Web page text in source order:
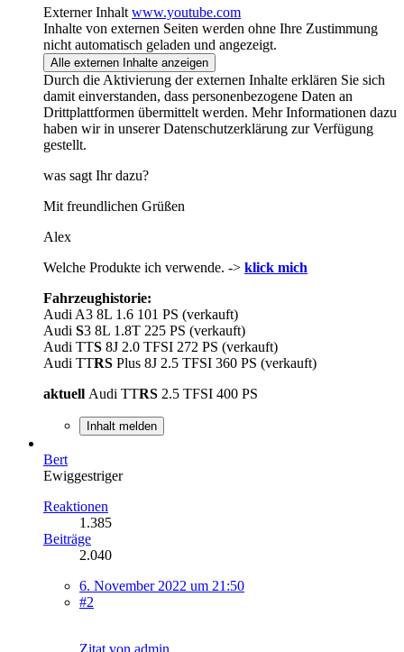
Externer Inhalt www.youtube.com
Inhalte von externen Seiten werden ohne Ihre Zustimmung
nicht automatisch geladen und angezeigt.
Alle externen Inhalte anzeigen
Durch die Aktivierung der externen Inhalte erklären Sie sich
damit einverstanden, dass personenbezogene Daten an
Drittplattformen übermittelt werden. Mehr Informationen dazu
haben wir in unserer Datenschutzerklärung zur Verfügung
gestellt.
was sagt Ihr dazu?
Mit freundlichen Grüßen
Alex
Welche Produkte ich verwende. -> klick mich
Fahrzeughistorie:
Audi A3 8L 1.6 101 PS (verkauft)
Audi S3 8L 1.8T 225 PS (verkauft)
Audi TTS 8J 2.0 TFSI 272 PS (verkauft)
Audi TTRS Plus 8J 2.5 TFSI 360 PS (verkauft)
aktuell Audi TTRS 2.5 TFSI 400 PS
Inhalt melden
Bert
Ewiggestriger
Reaktionen
1.385
Beiträge
2.040
6. November 2022 um 21:50
#2
Zitat von admin